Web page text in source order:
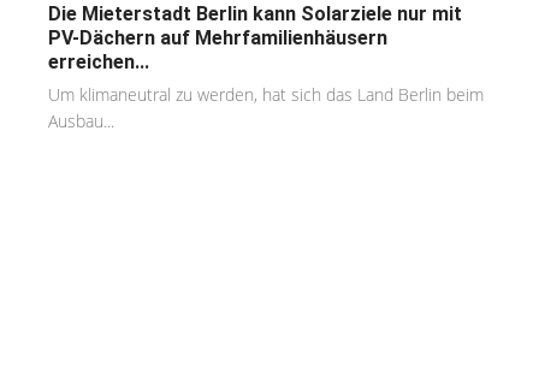
Die Mieterstadt Berlin kann Solarziele nur mit
PV-Dächern auf Mehrfamilienhäusern
erreichen...
Um klimaneutral zu werden, hat sich das Land Berlin beim
Ausbau...